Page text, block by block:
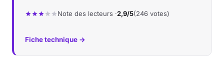
Note des lecteurs ·2,9/5(246 votes)
Fiche technique →